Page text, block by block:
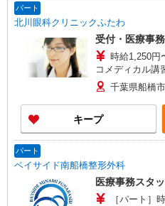
パート
北川眼科クリニックふたわ
受付・医療事
時給1,250円
コメディカル
期間3ヶ月あり
千葉県船橋
キープ
パート
ベイサイド南船橋整形外科
医療事務スタ
［パート］